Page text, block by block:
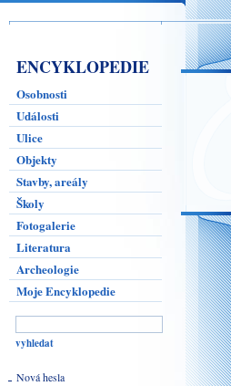
ENCYKLOPEDIE
Osobnosti
Události
Ulice
Objekty
Stavby, areály
Školy
Fotogalerie
Literatura
Archeologie
Moje Encyklopedie
Nová hesla